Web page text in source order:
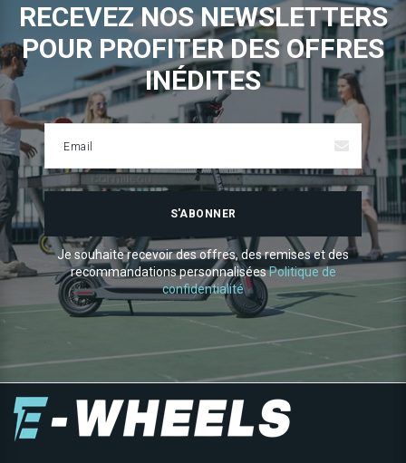
RECEVEZ NOS NEWSLETTERS
POUR PROFITER DES OFFRES
INÉDITES
a
i
S'ABONNER
Je souhaite recevoir des offres, des remises et des
recommandations personnaliséesPolitique de
confidentialité